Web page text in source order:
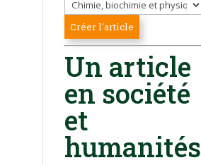
Un article
en société
et
humanités